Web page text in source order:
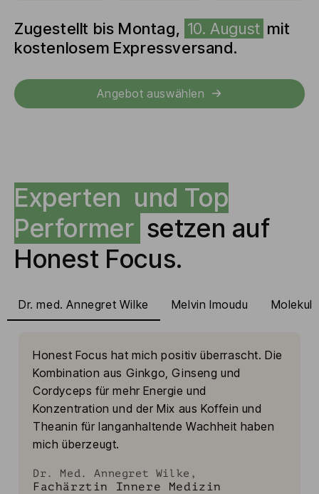
Zugestellt bis Montag, 10. August mit
kostenlosem Expressversand.
Angebot auswählen
Experten und Top
Performer setzen auf
Honest Focus.
Dr. med. Annegret Wilke Melvin Imoudu
Honest Focus hat mich positiv überrascht. Die
Kombination aus Ginkgo, Ginseng und
Cordyceps für mehr Energie und
Konzentration und der Mix aus Koffein und
Theanin für langanhaltende Wachheit haben
mich überzeugt.
Fachärztin Innere Medizin